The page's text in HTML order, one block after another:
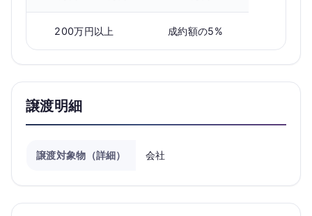
200万円以上 成約額の5%
譲渡明細
譲渡対象物（詳細） 会社